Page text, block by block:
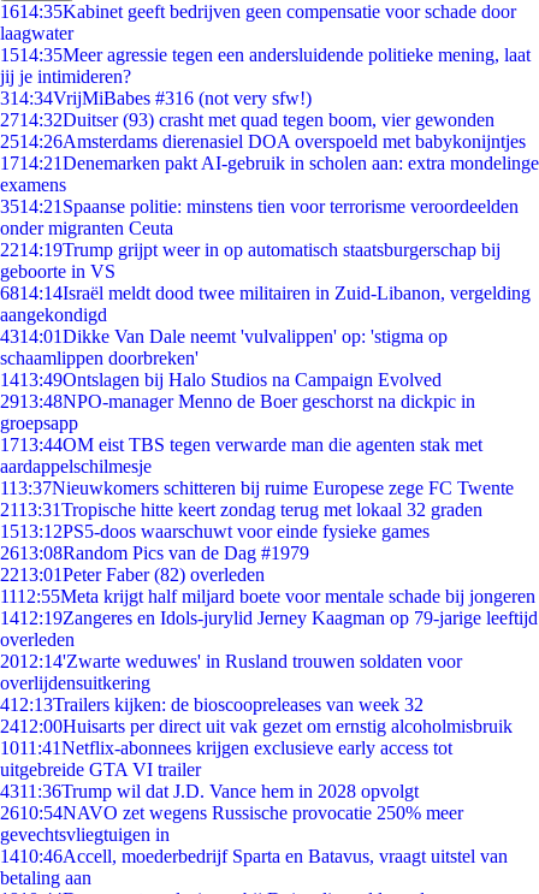
1614:35Kabinet geeft bedrijven geen compensatie voor schade door
laagwater
1514:35Meer agressie tegen een andersluidende politieke mening, laat
jij je intimideren?
314:34VrijMiBabes #316 (not very sfw!)
2714:32Duitser (93) crasht met quad tegen boom, vier gewonden
2514:26Amsterdams dierenasiel DOA overspoeld met babykonijntjes
1714:21Denemarken pakt AI-gebruik in scholen aan: extra mondelinge
examens
3514:21 Spaanse politie: minstens tien voor terrorisme veroordeelden
onder migranten Ceuta
2214:19Trump grijpt weer in op automatisch staatsburgerschap bij
geboorte in VS
6814:14Israël meldt dood twee militairen in Zuid-Libanon, vergelding
aangekondigd
4314:01Dikke Van Dale neemt 'vulvalippen' op: 'stigma op
schaamlippen doorbreken'
1413:49Ontslagen bij Halo Studios na Campaign Evolved
2913:48NPO-manager Menno de Boer geschorst na dickpic in
groepsapp
1713:44OM eist TBS tegen verwarde man die agenten stak met
aardappelschilmesje
113:37Nieuwkomers schitteren bij ruime Europese zege FC Twente
2113:31Tropische hitte keert zondag terug met lokaal 32 graden
1513:12PS5-doos waarschuwt voor einde fysieke games
2613:08Random Pics van de Dag #1979
2213:01Peter Faber (82) overleden
1112:55Meta krijgt half miljard boete voor mentale schade bij jongeren
1412:19Zangeres en Idols-jurylid Jerney Kaagman op 79-jarige leeftijd
overleden
2012:14'Zwarte weduwes' in Rusland trouwen soldaten voor
overlijdensuitkering
412:13Trailers kijken: de bioscoopreleases van week 32
2412:00Huisarts per direct uit vak gezet om ernstig alcoholmisbruik
1011:41Netflix-abonnees krijgen exclusieve early access tot
uitgebreide GTA VI trailer
4311:36Trump wil dat J.D. Vance hem in 2028 opvolgt
2610:54NAVO zet wegens Russische provocatie 250% meer
gevechtsvliegtuigen in
1410:46Accell, moederbedrijf Sparta en Batavus, vraagt uitstel van
betaling aan